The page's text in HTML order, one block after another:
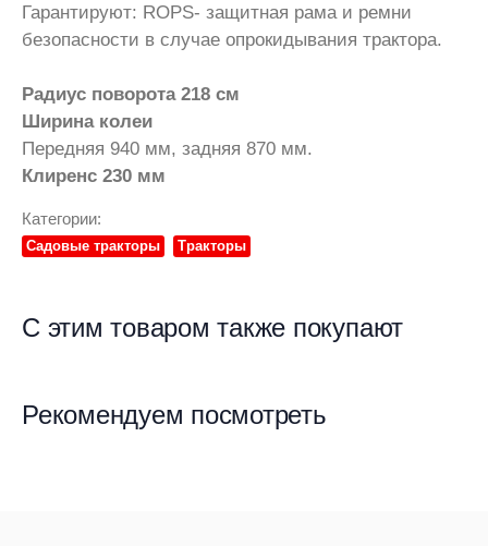
Гарантируют: ROPS- защитная рама и ремни
безопасности в случае опрокидывания трактора.
Радиус поворота 218 см
Ширина колеи
Передняя 940 мм, задняя 870 мм.
Клиренс 230 мм
Категории:
Садовые тракторы Тракторы
С этим товаром также покупают
Рекомендуем посмотреть